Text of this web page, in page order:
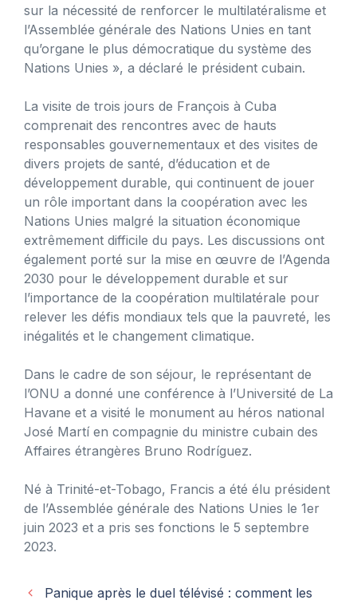
sur la nécessité de renforcer le multilatéralisme et
l’Assemblée générale des Nations Unies en tant
qu’organe le plus démocratique du système des
Nations Unies », a déclaré le président cubain.
La visite de trois jours de François à Cuba
comprenait des rencontres avec de hauts
responsables gouvernementaux et des visites de
divers projets de santé, d’éducation et de
développement durable, qui continuent de jouer
un rôle important dans la coopération avec les
Nations Unies malgré la situation économique
extrêmement difficile du pays. Les discussions ont
également porté sur la mise en œuvre de l’Agenda
2030 pour le développement durable et sur
l’importance de la coopération multilatérale pour
relever les défis mondiaux tels que la pauvreté, les
inégalités et le changement climatique.
Dans le cadre de son séjour, le représentant de
l’ONU a donné une conférence à l’Université de La
Havane et a visité le monument au héros national
José Martí en compagnie du ministre cubain des
Affaires étrangères Bruno Rodríguez.
Né à Trinité-et-Tobago, Francis a été élu président
de l’Assemblée générale des Nations Unies le 1er
juin 2023 et a pris ses fonctions le 5 septembre
2023.
Panique après le duel télévisé : comment les